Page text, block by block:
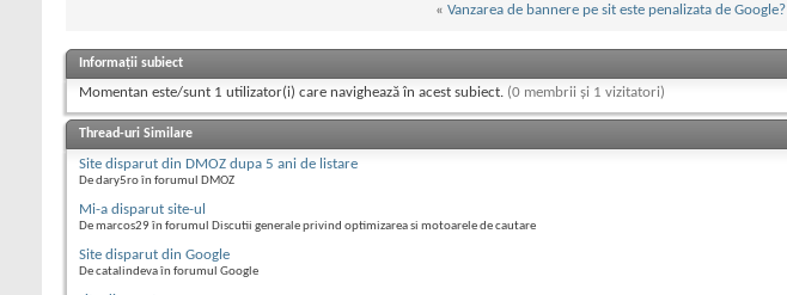
« Vanzarea de bannere pe sit este penalizata de Google?
Informații subiect
Momentan este/sunt 1 utilizator(i) care navighează în acest subiect. (0 membrii și 1 vizitatori)
Thread-uri Similare
Site disparut din DMOZ dupa 5 ani de listare
De dary5ro în forumul DMOZ
Mi-a disparut site-ul
De marcos29 în forumul Discutii generale privind optimizarea si motoarele de cautare
Site disparut din Google
De catalindeva în forumul Google